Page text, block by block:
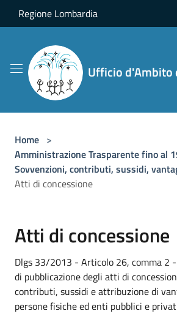
Salta al contenuto principale
Regione Lombardia
Ufficio d'Ambito
Home >
Amministrazione Trasparente fino al
Sovvenzioni, contributi, sussidi,
Atti di concessione
Atti di concessione
Dlgs 33/2013 - Articolo 26, comma 2
di pubblicazione degli atti di
contributi, sussidi e attribuzione di
persone fisiche ed enti pubblici e